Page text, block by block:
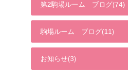
第2駒場ルーム ブログ(74)
駒場ルーム ブログ(11)
お知らせ(3)